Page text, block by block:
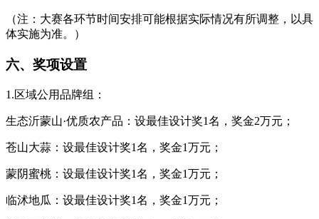
（注：大赛各环节时间安排可能根据实际情况有所调整，以具
体实施为准。）
六、奖项设置
1.区域公用品牌组：
生态沂蒙山·优质农产品：设最佳设计奖1名，奖金2万元；
苍山大蒜：设最佳设计奖1名，奖金1万元；
蒙阴蜜桃：设最佳设计奖1名，奖金1万元；
临沭地瓜：设最佳设计奖1名，奖金1万元；